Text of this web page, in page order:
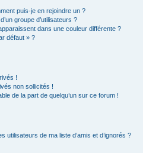
puis-je en rejoindre un ?
groupe d’utilisateurs ?
dans une couleur différente ?
défaut » ?
!
non sollicités !
de la part de quelqu’un sur ce forum !
utilisateurs de ma liste d’amis et d’ignorés ?